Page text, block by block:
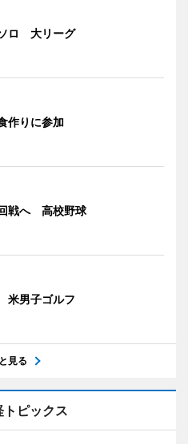
ロ 大リーグ
作りに参加
戦へ 高校野球
男子ゴルフ
見る
トピックス